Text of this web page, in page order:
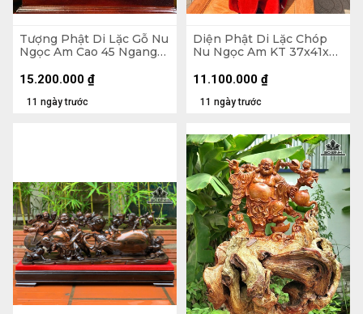
Tượng Phật Di Lặc Gỗ Nu
Ngọc Am Cao 45 Ngang
11 ngày trước
15.200.000 ₫
Diện Phật Di Lặc Chóp
Nu Ngọc Am KT 37x41x7
11 ngày trước
11.100.000 ₫